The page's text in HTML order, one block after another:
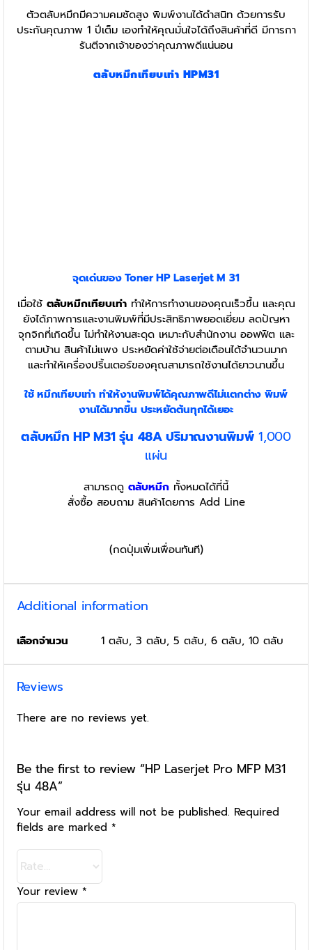
ตัวตลับหมึกมีความคมชัดสูง พิมพ์งานได้ดำสนิท ด้วยการรับ
ประกันคุณภาพ 1 ปีเต็ม เองทำให้คุณมั่นใจได้ถึงสินค้าที่ดี มีการกา
รันตีจากเจ้าของว่าคุณภาพดีแน่นอน
ตลับหมึกเทียบเท่า HPM31
จุดเด่นของ TonerHP Laserjet M 31
เมื่อใช้ ตลับหมึกเทียบเท่าทำให้การทำงานของคุณเร็วขึ้น และคุณ
ยังได้ภาพการและงานพิมพ์ที่มีประสิทธิภาพยอดเยี่ยม ลดปัญหา
จุกจิกที่เกิดขึ้น ไม่ทำให้งานสะดุด เหมาะกับสำนักงาน ออฟฟิต และ
ตามบ้าน สินค้าไม่แพง ประหยัดค่าใช้จ่ายต่อเดือนได้จำนวนมาก
และทำให้เครื่องปริ้นเตอร์ของคุณสามารถใช้งานได้ยาวนานขึ้น
ใช้ หมึกเทียบเท่า ทำให้งานพิมพ์ได้คุณภาพดีไม่แตกต่าง พิมพ์
งานได้มากขึ้น ประหยัดต้นทุกได้เยอะ
ตลับหมึก HP M31 รุ่น 48A ปริมาณงานพิมพ์1,000
แผ่น
สามารถดู ตลับหมึก ทั้งหมดได้ที่นี้
สั่งซื้อ สอบถาม สินค้าโดยการ Add Line
(กดปุ่มเพิ่มเพื่อนทันที)
Additional information
เลือกจำนวน 1 ตลับ, 3 ตลับ, 5 ตลับ, 6 ตลับ, 10 ตลับ
Reviews
There are no reviews yet.
Be the first to review “HP Laserjet Pro MFP M31
รุ่น 48A”
Your email address will not be published. Required
fields are marked *
Your review *